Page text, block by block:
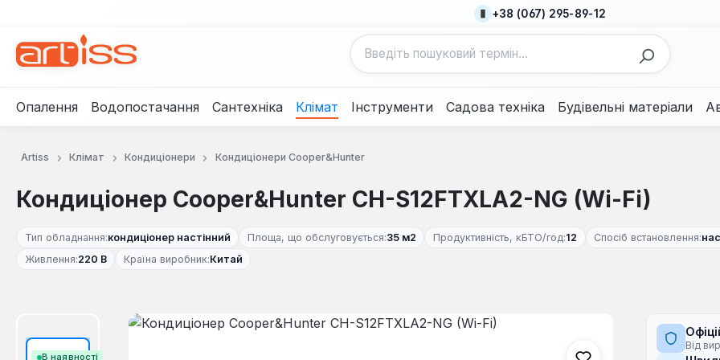
+38 (067) 295-89-12
Опалення Водопостачання Сантехніка Клімат Інструменти Садова техніка Будівельні матеріали
Artiss Клімат Кондиціонери Кондиціонери Cooper&Hunter
Кондиціонер Cooper&Hunter CH-S12FTXLA2-NG (Wi-Fi)
Тип обладнання:кондиціонер настінний Площа, що обслуговується:35 м2 Продуктивність, кБТО/год:12 Спосіб встановлення:
Живлення:220 В Країна виробник:Китай
В наявності
Пропустити галерею зображень
Від